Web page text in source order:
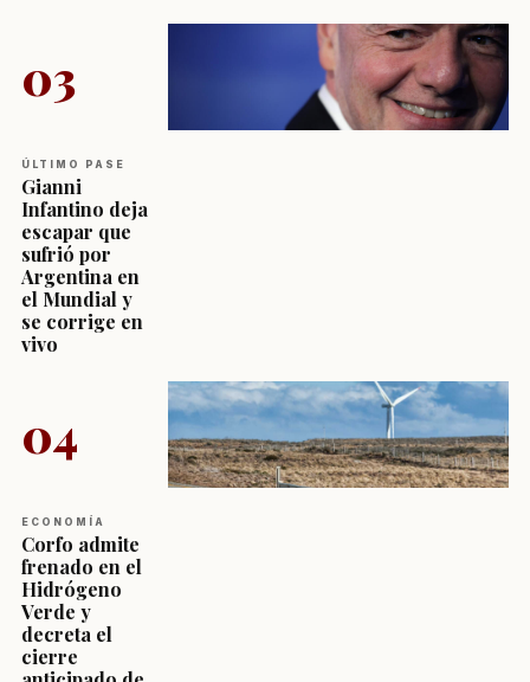
03
ÚLTIMO PASE
Gianni
Infantino deja
escapar que
sufrió por
Argentina en
el Mundial y
se corrige en
vivo
04
ECONOMÍA
Corfo admite
frenado en el
Hidrógeno
Verde y
decreta el
cierre